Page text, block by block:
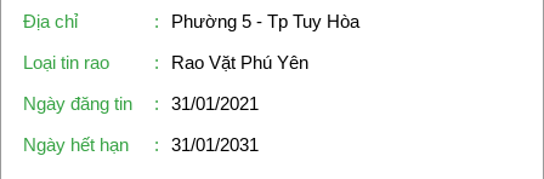
Địa chỉ :
Phường 5 - Tp Tuy Hòa
Loại tin rao
:
Rao Vặt Phú Yên
Ngày đăng tin
:
31/01/2021
Ngày hết hạn
: 31/01/2031